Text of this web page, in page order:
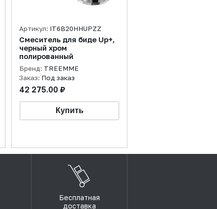
Артикул: IT6B20HHUPZZ
Смеситель для биде Up+,
черный хром
полированный
Бренд: TREEMME
Заказ: Под заказ
42 275.00 ₽
Бесплатная
доставка